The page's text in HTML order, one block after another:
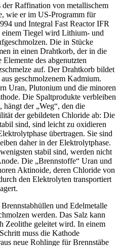
der Raffination von metallischem
wie er im US-Programm für
und Integral Fast Reactor IFR
Tiegel wird Lithium- und
Die in Stücke
in einen Drahtkorb, der in die
des abgenutzten
auf. Der Drahtkorb bildet
geschmolzenem Kadmium.
Uran, Plutonium und die minoren
Die Spaltprodukte verbleiben
der „Weg“, den die
der gebildeten Chloride ab: Die
sind, sind leicht zu oxidieren
übertragen. Sie sind
daher in der Elektrolytphase.
stabil sind, werden nicht
Die „Brennstoffe“ Uran und
Aktinoide, deren Chloride von
den Elektrolyten transportiert
und Edelmetalle
werden. Das Salz kann
Zeolithe geleitet wird. In einem
muss die Kathode
neue Rohlinge für Brennstäbe